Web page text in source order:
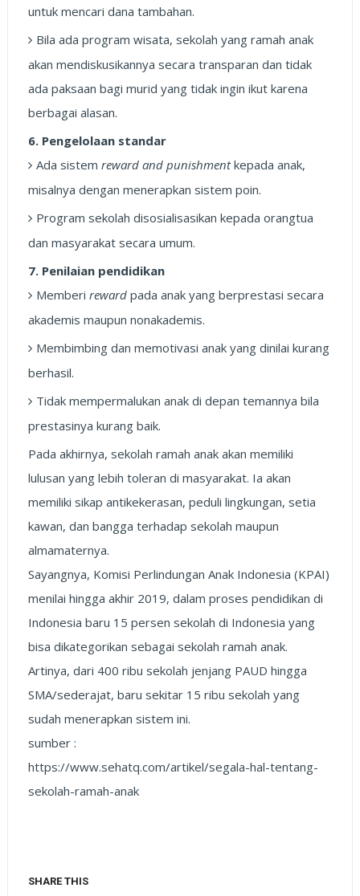
untuk mencari dana tambahan.
Bila ada program wisata, sekolah yang ramah anak
akan mendiskusikannya secara transparan dan tidak
ada paksaan bagi murid yang tidak ingin ikut karena
berbagai alasan.
6. Pengelolaan standar
Ada sistem reward and punishmentkepada anak,
misalnya dengan menerapkan sistem poin.
Program sekolah disosialisasikan kepada orangtua
dan masyarakat secara umum.
7. Penilaian pendidikan
Memberi reward pada anak yang berprestasi secara
akademis maupun nonakademis.
Membimbing dan memotivasi anak yang dinilai kurang
berhasil.
Tidak mempermalukan anak di depan temannya bila
prestasinya kurang baik.
Pada akhirnya, sekolah ramah anak akan memiliki
lulusan yang lebih toleran di masyarakat. Ia akan
memiliki sikap antikekerasan, peduli lingkungan, setia
kawan, dan bangga terhadap sekolah maupun
almamaternya.
Sayangnya, Komisi Perlindungan Anak Indonesia (KPAI)
menilai hingga akhir 2019, dalam proses pendidikan di
Indonesia baru 15 persen sekolah di Indonesia yang
bisa dikategorikan sebagai sekolah ramah anak.
Artinya, dari 400 ribu sekolah jenjang PAUD hingga
SMA/sederajat, baru sekitar 15 ribu sekolah yang
sudah menerapkan sistem ini.
sumber :
https://www.sehatq.com/artikel/segala-hal-tentang-
sekolah-ramah-anak
SHARE THIS